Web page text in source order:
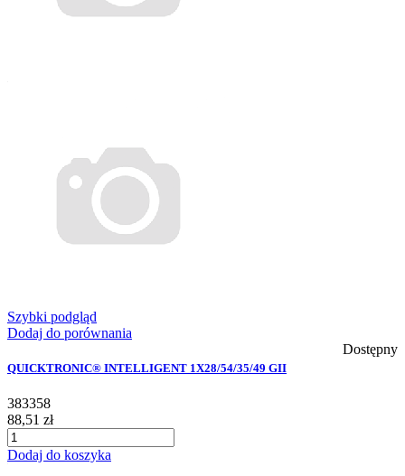
Szybki podgląd
Dodaj do porównania
Dostępny
QUICKTRONIC® INTELLIGENT 1X28/54/35/49 GII
383358
88,51 zł
Dodaj do koszyka